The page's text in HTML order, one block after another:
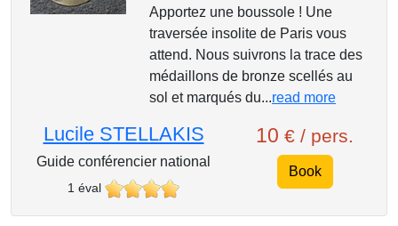
Apportez une boussole ! Une
traversée insolite de Paris vous
attend. Nous suivrons la trace des
médaillons de bronze scellés au
sol et marqués du...read more
Lucile STELLAKIS
Guide conférencier national
1 éval
10 € / pers.
Book